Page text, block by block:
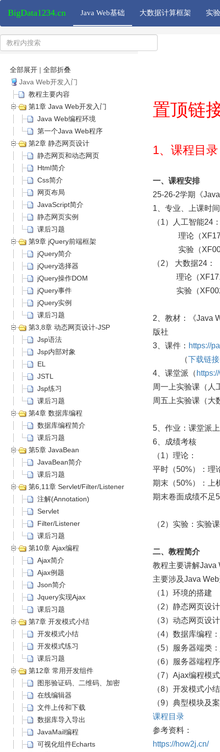
BigData1234.cn Java Web基础 大数据计算框架 实
全部展开 | 全部折叠
Java Web开发入门
教程主要内容
第1章 Java Web开发入门
Java Web编程环境
第一个Java Web程序
第2章 静态网页设计
静态网页和动态网页
Html简介
Css简介
网页布局
JavaScript简介
静态网页实例
课后习题
第9章 jQuery前端框架
jQuery简介
jQuery选择器
jQuery操作DOM
jQuery事件
jQuery实例
课后习题
第3,8章 动态网页设计-JSP
Jsp语法
Jsp内部对象
EL
JSTL
Jsp练习
课后习题
第4章 数据库编程
数据库编程简介
课后习题
第5章 JavaBean
JavaBean简介
课后习题
第6,11章 Servlet/Filter/Listener
注解(Annotation)
Servlet
Filter/Listener
课后习题
第10章 Ajax编程
Ajax简介
Ajax例题
Json简介
Jquery实现Ajax
课后习题
第7章 开发模式小结
开发模式小结
开发模式练习
课后习题
第12章 常用开发组件
图形验证码、二维码、加密
在线编辑器
文件上传和下载
数据库导入导出
JavaMail编程
可视化组件Echarts
置顶链
1、 课程目录
一、课程安排
25-26-2学期《
1、专业、上课时
（1）人工智能24
理论 （
实验 （
（2） 大数据24：
理论（
实验 （
2、教材：《Java
版社
3、课件： https://
（下载链
4、课堂派（
周一上实验课（人
周五 上实验课（
5、作业：课堂派
6、成绩考核
（1）理论：
平时（50%）：理
期末（50%）：上
期末卷面成绩不足
（2）实验：实验
二、教程简介
教程主要讲解Java
主要涉及Java
（1）环境的搭建
（2）静态网页设
（3）动态网页设
（4）数据库编程
（5）服务器端类
（6）服务器端程
（7）Ajax编程模式
（8）开发模式小结
（9）典型模块及
课程目录
参考资料：
https://how2j.cn/